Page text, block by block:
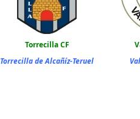
Torrecilla CF
Torrecilla de Alcañíz-Teruel